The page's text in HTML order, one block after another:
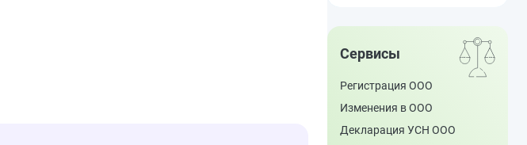
Сервисы
Регистрация ООО
Изменения в ООО
Декларация УСН ООО